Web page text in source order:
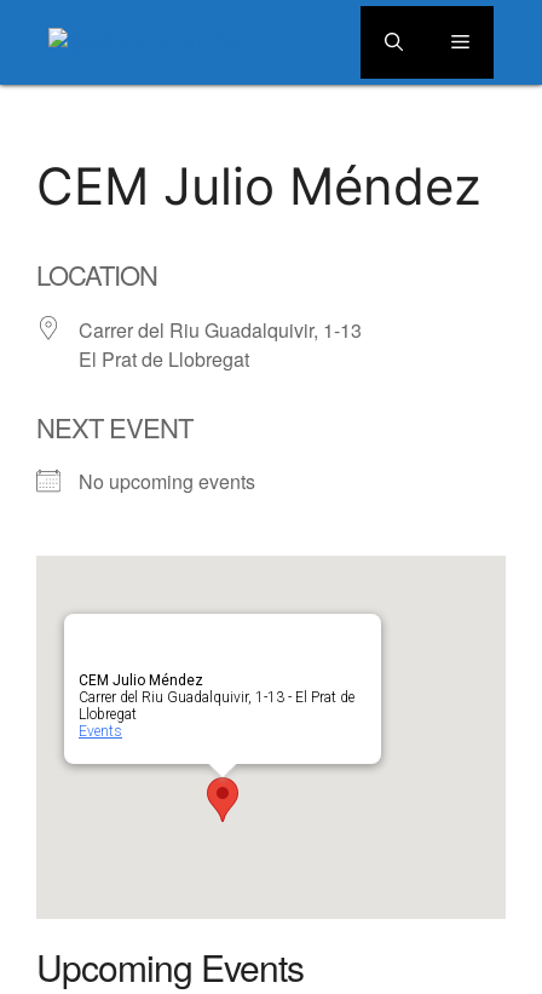
contingut
Menú
CEM Julio Méndez
LOCATION
Carrer del Riu Guadalquivir, 1-13
El Prat de Llobregat
NEXT EVENT
No upcoming events
CEM Julio Méndez
Carrer del Riu Guadalquivir, 1-13 - El Prat de
Llobregat
Events
Upcoming Events